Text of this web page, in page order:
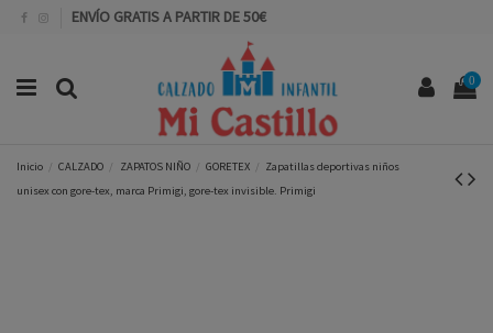
ENVÍO GRATIS A PARTIR DE 50€
0
Inicio CALZADO ZAPATOS NIÑO GORETEX
Zapatillas deportivas niños
unisex con gore-tex, marca Primigi, gore-tex invisible. Primigi